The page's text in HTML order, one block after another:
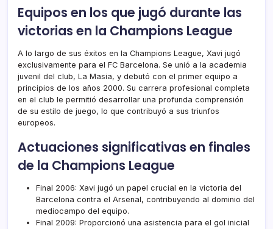
Equipos en los que jugó durante las
victorias en la Champions League
A lo largo de sus éxitos en la Champions League, Xavi jugó
exclusivamente para el FC Barcelona. Se unió a la academia
juvenil del club, La Masia, y debutó con el primer equipo a
principios de los años 2000. Su carrera profesional completa
en el club le permitió desarrollar una profunda comprensión
de su estilo de juego, lo que contribuyó a sus triunfos
europeos.
Actuaciones significativas en finales
de la Champions League
Final 2006: Xavi jugó un papel crucial en la victoria del
Barcelona contra el Arsenal, contribuyendo al dominio del
mediocampo del equipo.
Final 2009: Proporcionó una asistencia para el gol inicial